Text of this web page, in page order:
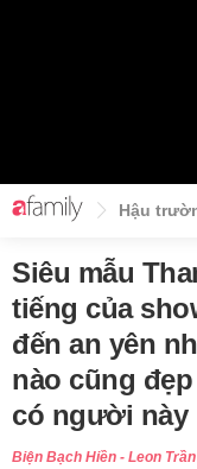
Hậu
Siêu mẫu
tiếng của
đến an yên
nào cũng
có người này
Biện Bạch Hiền - Leon Trần